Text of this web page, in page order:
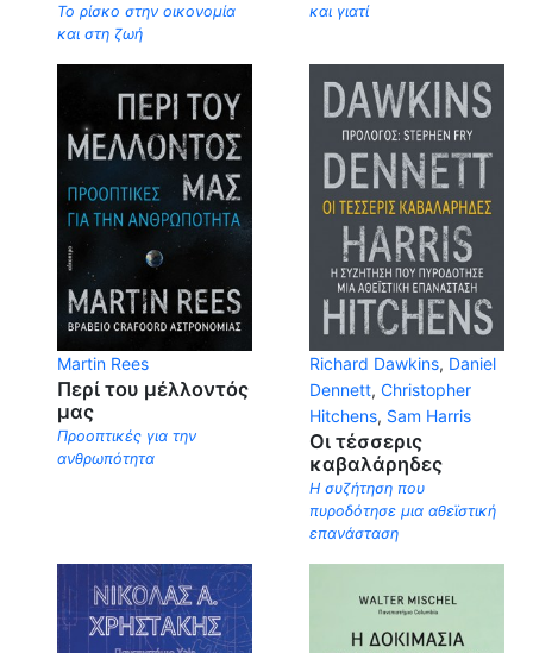
Το ρίσκο στην οικονομία
και στη ζωή
και γιατί
Martin Rees
Περί του μέλλοντός
μας
Προοπτικές για την
ανθρωπότητα
Richard Dawkins, Daniel
Dennett, Christopher
Hitchens, Sam Harris
Οι τέσσερις
καβαλάρηδες
Η συζήτηση που
πυροδότησε μια αθεϊστική
επανάσταση